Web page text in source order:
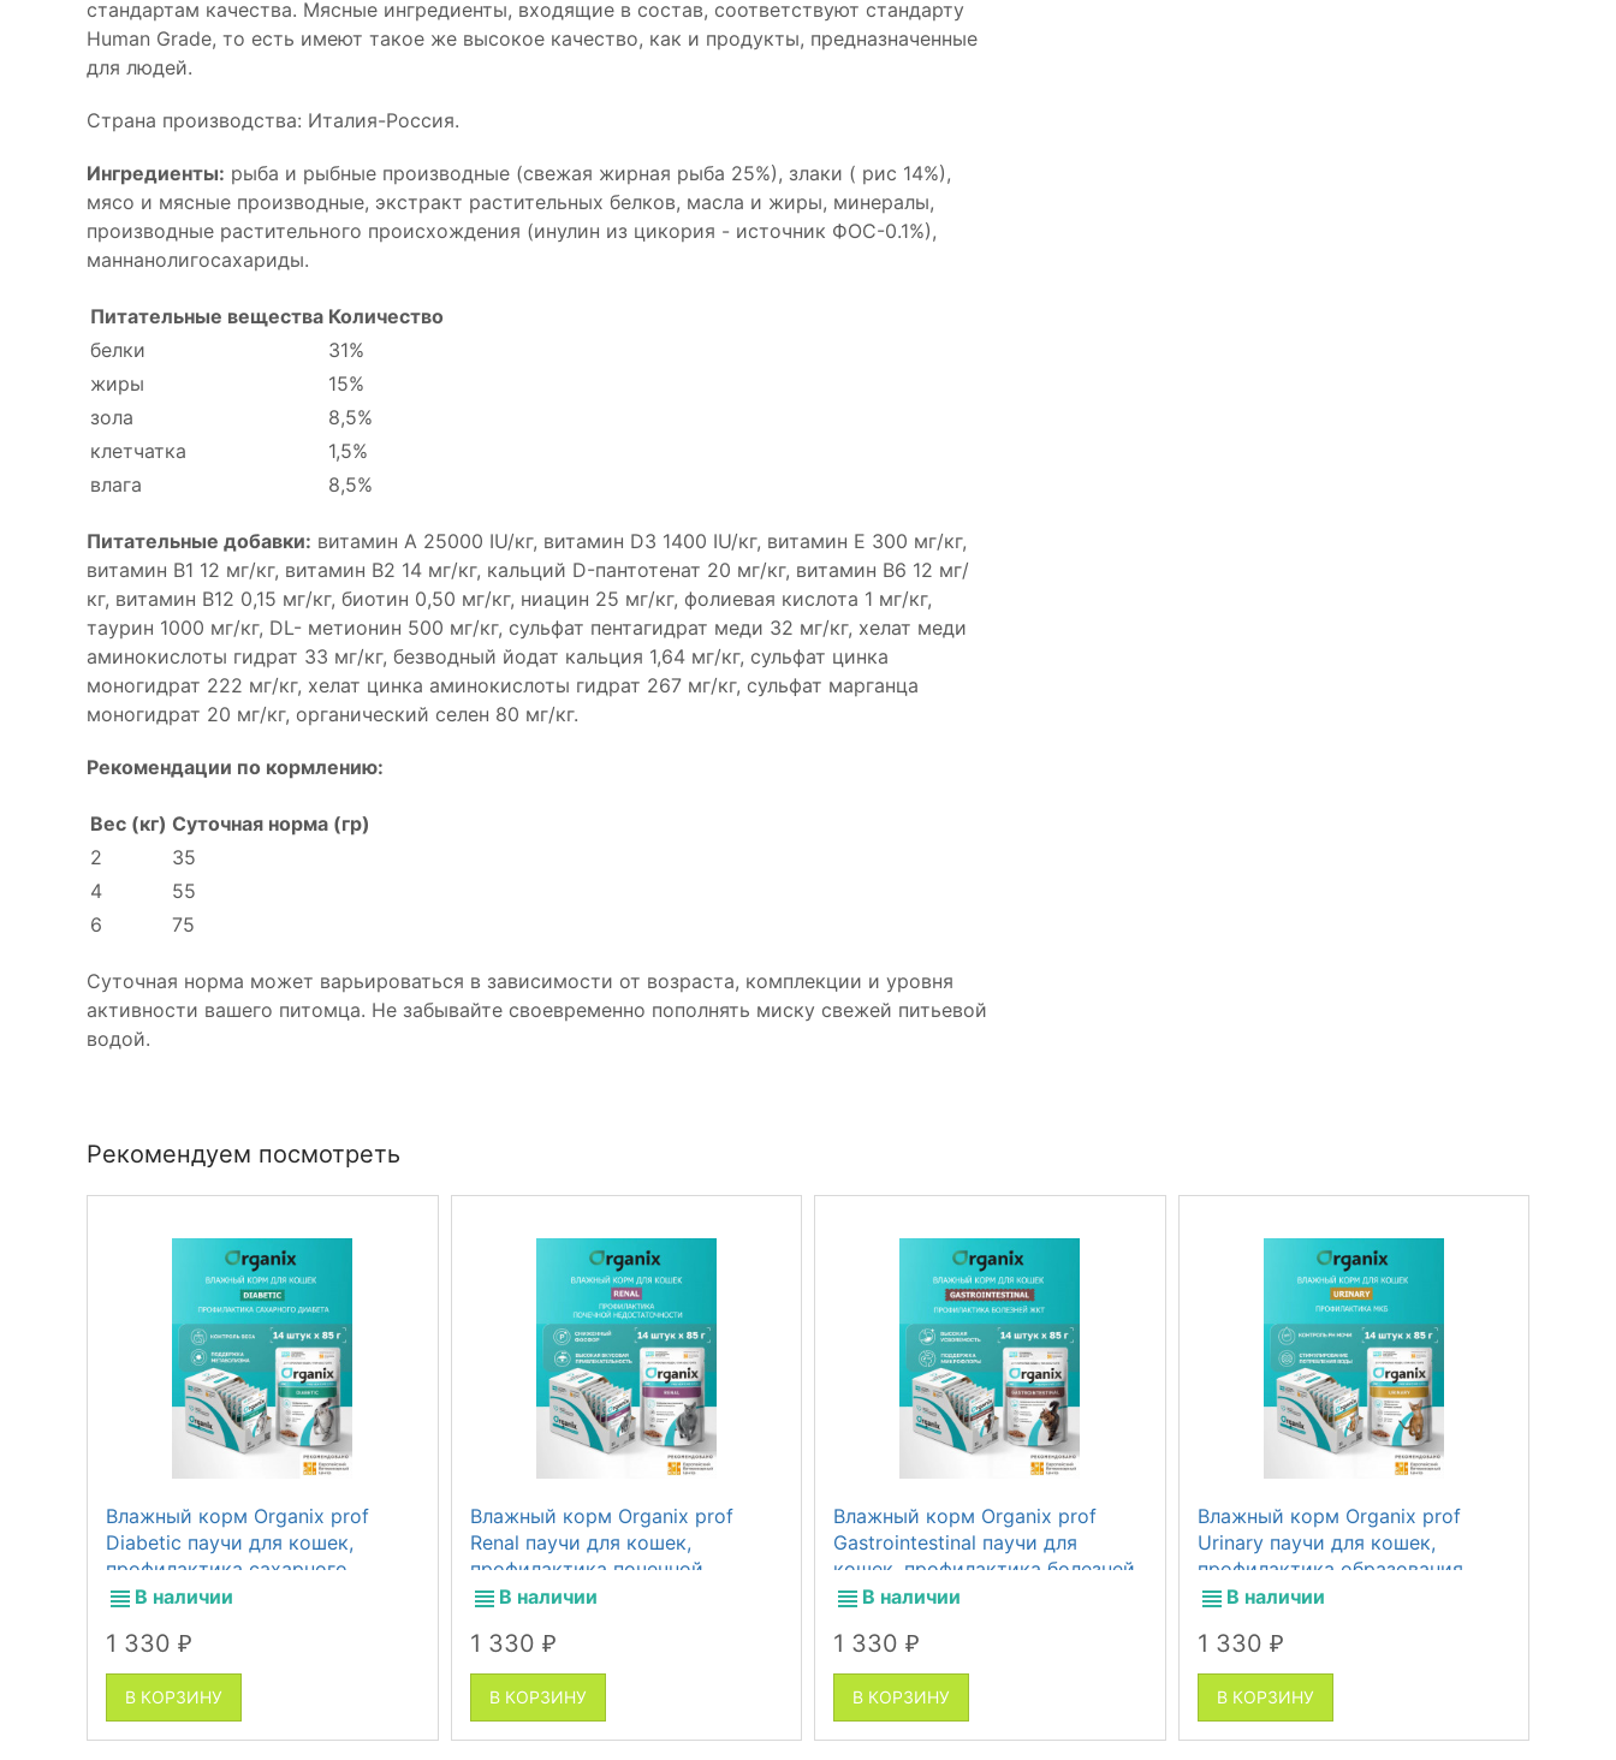
стандартам качества. Мясные ингредиенты, входящие в состав, соответствуют стандарту
Human Grade, то есть имеют такое же высокое качество, как и продукты, предназначенные
для людей.
Страна производства: Италия-Россия.
Ингредиенты: рыба и рыбные производные (свежая жирная рыба 25%), злаки ( рис 14%),
мясо и мясные производные, экстракт растительных белков, масла и жиры, минералы,
производные растительного происхождения (инулин из цикория - источник ФОС-0.1%),
маннанолигосахариды.
Питательные вещества Количество
белки
31%
жиры
15%
зола
8,5%
клетчатка
1,5%
влага
8,5%
Питательные добавки: витамин A 25000 IU/кг, витамин D3 1400 IU/кг, витамин E 300 мг/кг,
витамин B1 12 мг/кг, витамин B2 14 мг/кг, кальций D-пантотенат 20 мг/кг, витамин B6 12 мг/
кг, витамин B12 0,15 мг/кг, биотин 0,50 мг/кг, ниацин 25 мг/кг, фолиевая кислота 1 мг/кг,
таурин 1000 мг/кг, DL- метионин 500 мг/кг, сульфат пентагидрат меди 32 мг/кг, хелат меди
аминокислоты гидрат 33 мг/кг, безводный йодат кальция 1,64 мг/кг, сульфат цинка
моногидрат 222 мг/кг, хелат цинка аминокислоты гидрат 267 мг/кг, сульфат марганца
моногидрат 20 мг/кг, органический селен 80 мг/кг.
Рекомендации по кормлению:
Вес (кг) Суточная норма (гр)
2
35
4
55
6
75
Суточная норма может варьироваться в зависимости от возраста, комплекции и уровня
активности вашего питомца. Не забывайте своевременно пополнять миску свежей питьевой
водой.
Рекомендуем посмотреть
Влажный корм Organix prof
Diabetic паучи для кошек,
профилактика сахарного
диабета, 14 шт по 85 г
В наличии
1 330 ₽
В КОРЗИНУ
Влажный корм Organix prof
Renal паучи для кошек,
профилактика почечной
недостаточности, 14 шт по 85 г
В наличии
1 330 ₽
В КОРЗИНУ
Влажный корм Organix prof
Gastrointestinal паучи для
кошек, профилактика болезней
желудочно-кишечного тракта,
В наличии
1 330 ₽
В КОРЗИНУ
Влажный корм Organix prof
Urinary паучи для кошек,
профилактика образования
мочевых камней, 14 шт по 85 г
В наличии
1 330 ₽
В КОРЗИНУ